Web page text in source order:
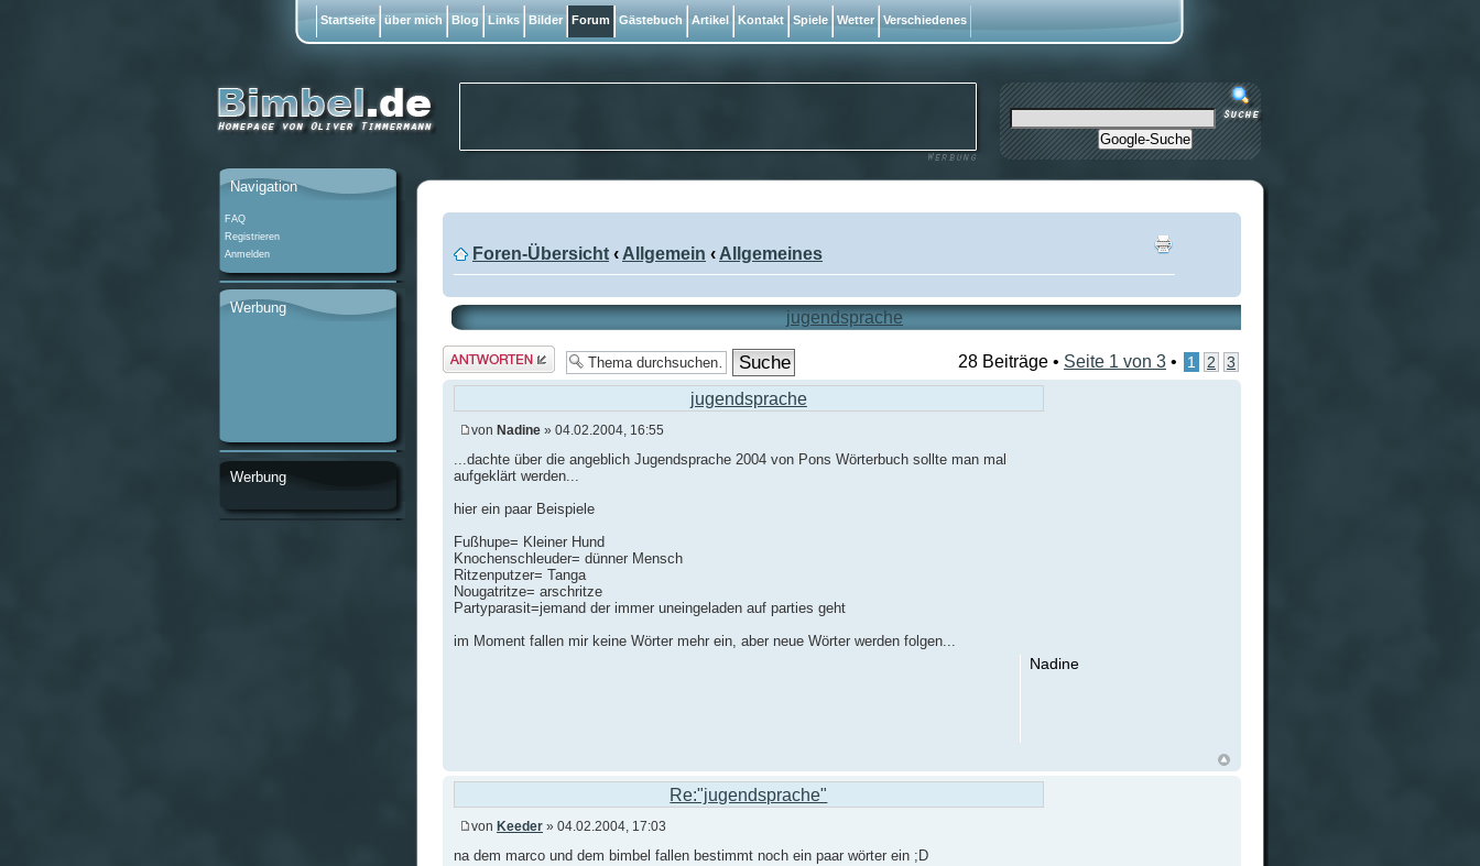
Foren-Übersicht ‹ Allgemein ‹ Allgemeines
jugendsprache
Antwort
erstellen
28 Beiträge • Seite 1 von 3 • 1 2 3
jugendsprache
von Nadine » 04.02.2004, 16:55
...dachte über die angeblich Jugendsprache 2004 von Pons Wörterbuch sollte man mal
aufgeklärt werden...
hier ein paar Beispiele
Fußhupe= Kleiner Hund
Knochenschleuder= dünner Mensch
Ritzenputzer= Tanga
Nougatritze= arschritze
Partyparasit=jemand der immer uneingeladen auf parties geht
im Moment fallen mir keine Wörter mehr ein, aber neue Wörter werden folgen...
Nadine
Re:"jugendsprache"
von Keeder » 04.02.2004, 17:03
na dem marco und dem bimbel fallen bestimmt noch ein paar wörter ein ;D
Navigation
FAQ
Registrieren
Anmelden
Werbung
Werbung
Startseite über mich Blog Links Bilder Forum Gästebuch Artikel Kontakt Spiele Wetter Verschiedenes
Google-Suche